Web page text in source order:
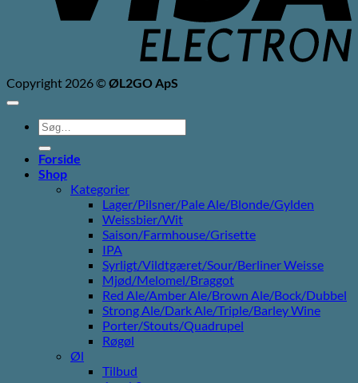
Copyright 2026 ©ØL2GO ApS
Søg
efter:
Forside
Shop
Kategorier
Lager/Pilsner/Pale Ale/Blonde/Gylden
Weissbier/Wit
Saison/Farmhouse/Grisette
IPA
Syrligt/Vildtgæret/Sour/Berliner Weisse
Mjød/Melomel/Braggot
Red Ale/Amber Ale/Brown Ale/Bock/Dubbel
Strong Ale/Dark Ale/Triple/Barley Wine
Porter/Stouts/Quadrupel
Røgøl
Øl
Tilbud